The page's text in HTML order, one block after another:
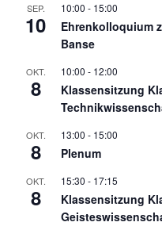
SEP.
10
10:00 - 15:00
Ehrenkolloquium
Banse
OKT.
8
10:00 - 12:00
Klassensitzung
OKT.
8
13:00 - 15:00
Plenum
OKT.
8
15:30 - 17:15
Klassensitzung